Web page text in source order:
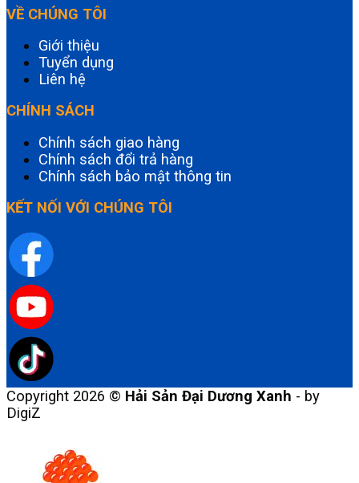
VỀ CHÚNG TÔI
Giới thiệu
Tuyển dụng
Liên hệ
CHÍNH SÁCH
Chính sách giao hàng
Chính sách đổi trả hàng
Chính sách bảo mật thông tin
KẾT NỐI VỚI CHÚNG TÔI
Copyright 2026 © Hải Sản Đại Dương Xanh - by
DigiZ